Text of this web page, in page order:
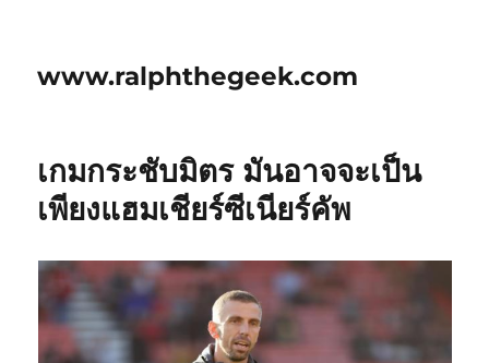
www.ralphthegeek.com
เกมกระชับมิตร มันอาจจะเป็น
เพียงแฮมเชียร์ซีเนียร์คัพ